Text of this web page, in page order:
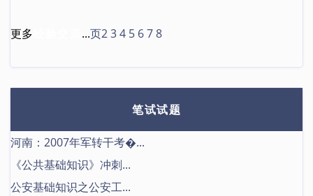
更多 ...页234 5 678
笔试试题
河南：2007年军转干考�...
《公共基础知识》冲刺...
公安基础知识之公安工...